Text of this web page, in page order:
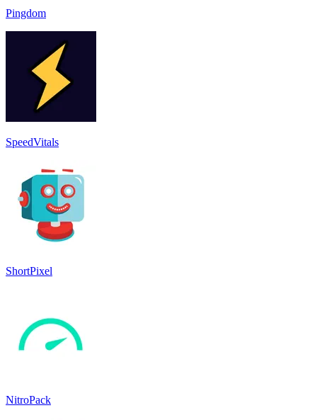
Pingdom
SpeedVitals
ShortPixel
NitroPack